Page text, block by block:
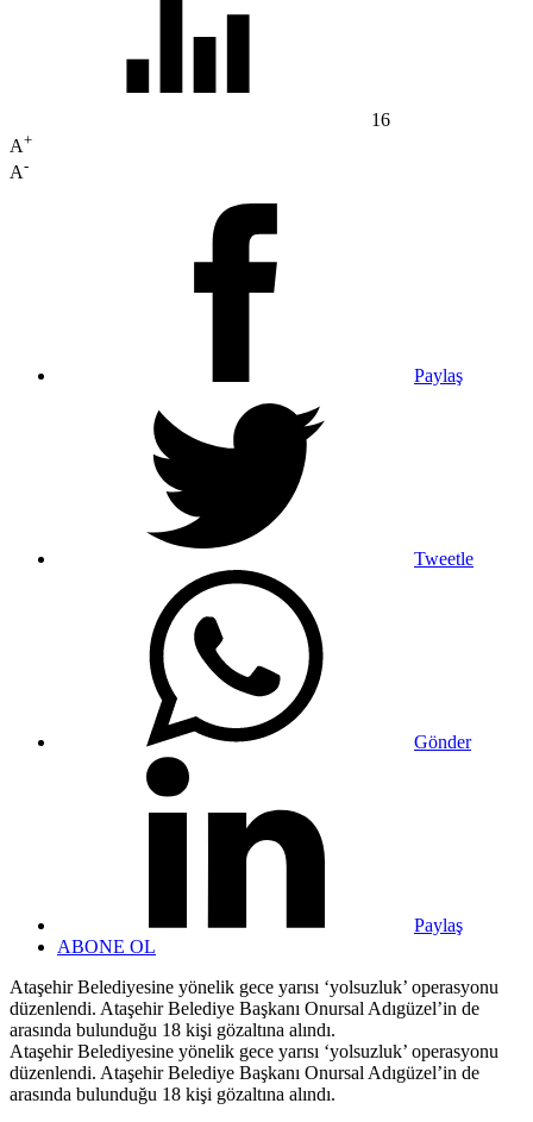
16
A+
A-
Paylaş
Tweetle
Gönder
Paylaş
ABONE OL
Ataşehir Belediyesine yönelik gece yarısı ‘yolsuzluk’ operasyonu
düzenlendi. Ataşehir Belediye Başkanı Onursal Adıgüzel’in de
arasında bulunduğu 18 kişi gözaltına alındı.
Ataşehir Belediyesine yönelik gece yarısı ‘yolsuzluk’ operasyonu
düzenlendi. Ataşehir Belediye Başkanı Onursal Adıgüzel’in de
arasında bulunduğu 18 kişi gözaltına alındı.